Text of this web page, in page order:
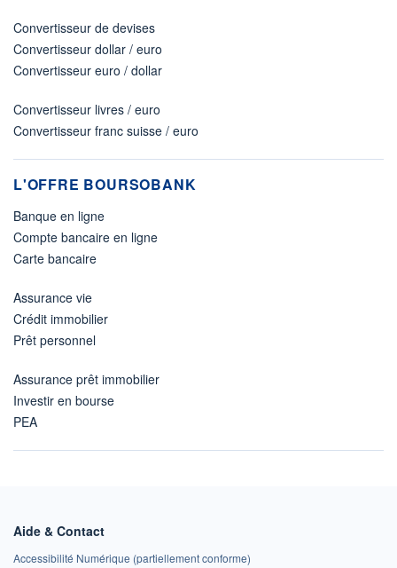
Convertisseur de devises
Convertisseur dollar / euro
Convertisseur euro / dollar
Convertisseur livres / euro
Convertisseur franc suisse / euro
L'OFFRE BOURSOBANK
Banque en ligne
Compte bancaire en ligne
Carte bancaire
Assurance vie
Crédit immobilier
Prêt personnel
Assurance prêt immobilier
Investir en bourse
PEA
Aide & Contact
Accessibilité Numérique (partiellement conforme)